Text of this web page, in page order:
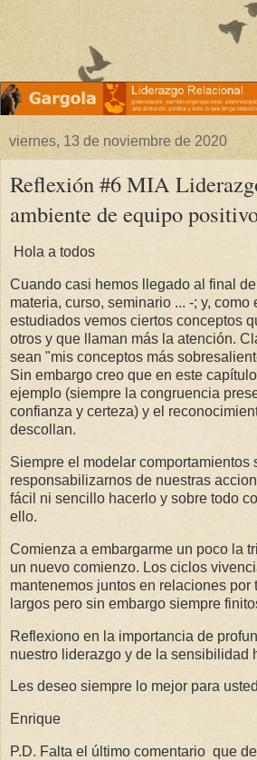
viernes, 13 de noviembre de 2020
Reflexión #6 MIA
ambiente de equipo
Hola a todos
Cuando casi hemos llegado al final
materia, curso, seminario ... -; y,
estudiados vemos ciertos conceptos
otros y que llaman más la atención.
sean "mis conceptos más
Sin embargo creo que en este
ejemplo (siempre la congruencia
confianza y certeza) y el
descollan.
Siempre el modelar comportamientos
responsabilizarnos de nuestras
fácil ni sencillo hacerlo y sobre todo
ello.
Comienza a embargarme un poco la
un nuevo comienzo. Los ciclos
mantenemos juntos en relaciones por
largos pero sin embargo siempre
Reflexiono en la importancia de
nuestro liderazgo y de la sensibilidad
Les deseo siempre lo mejor para
Enrique
P.D. Falta el último comentario que